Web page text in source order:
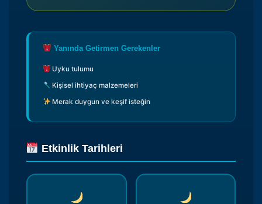
Yanında Getirmen Gerekenler
Uyku tulumu
Kişisel ihtiyaç malzemeleri
Merak duygun ve keşif isteğin
Etkinlik Tarihleri